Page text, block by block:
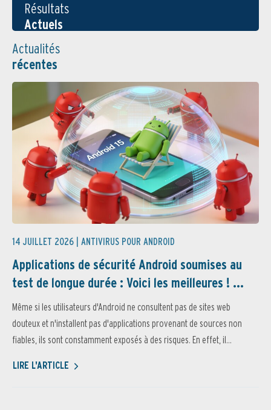
Résultats
Actuels
Actualités
récentes
14 JUILLET 2026 | ANTIVIRUS POUR ANDROID
Applications de sécurité Android soumises au
test de longue durée : Voici les meilleures ! ...
Même si les utilisateurs d'Android ne consultent pas de sites web
douteux et n'installent pas d'applications provenant de sources non
fiables, ils sont constamment exposés à des risques. En effet, il...
LIRE L'ARTICLE